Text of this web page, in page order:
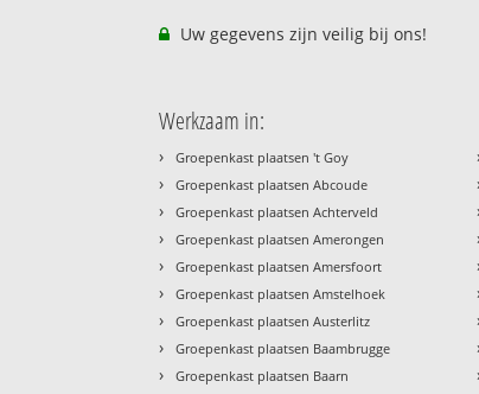
Uw gegevens zijn veilig bij ons!
Werkzaam in:
› Groepenkast plaatsen 't Goy
› Groepenkast plaatsen Abcoude
› Groepenkast plaatsen Achterveld
› Groepenkast plaatsen Amerongen
› Groepenkast plaatsen Amersfoort
› Groepenkast plaatsen Amstelhoek
› Groepenkast plaatsen Austerlitz
› Groepenkast plaatsen Baambrugge
› Groepenkast plaatsen Baarn